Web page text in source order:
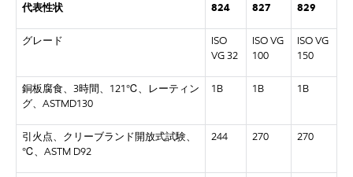
代表性状 824 827 829
グレード
ISO
VG 32
ISO VG
100
ISO VG
150
銅板腐食、3時間、121℃、レーティン
グ、ASTMD130
1B 1B 1B
引火点、クリーブランド開放式試験、
℃、ASTM D92
244 270 270